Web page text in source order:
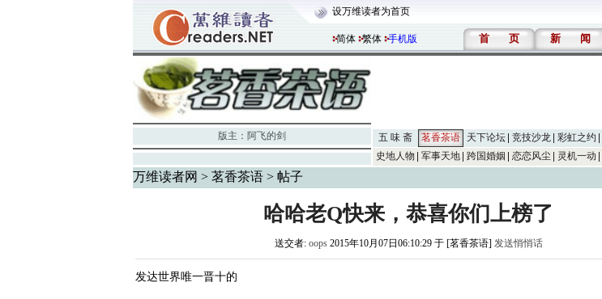
设万维读者为首页
简体 繁体 手机版 首 页 新 闻
版主： 阿飞的剑 五 味 斋 茗香茶语 天下论坛 竞技沙龙 彩虹之约
史地人物
军事天地 跨国婚姻 恋恋风尘 灵机一动
万维读者网 > 茗香茶语> 帖子
哈哈老Q快来，恭喜你们上榜了
送交者: oops2015年10月07日06:10:29 于 [茗香茶语] 发送悄悄话
发达世界唯一晋十的